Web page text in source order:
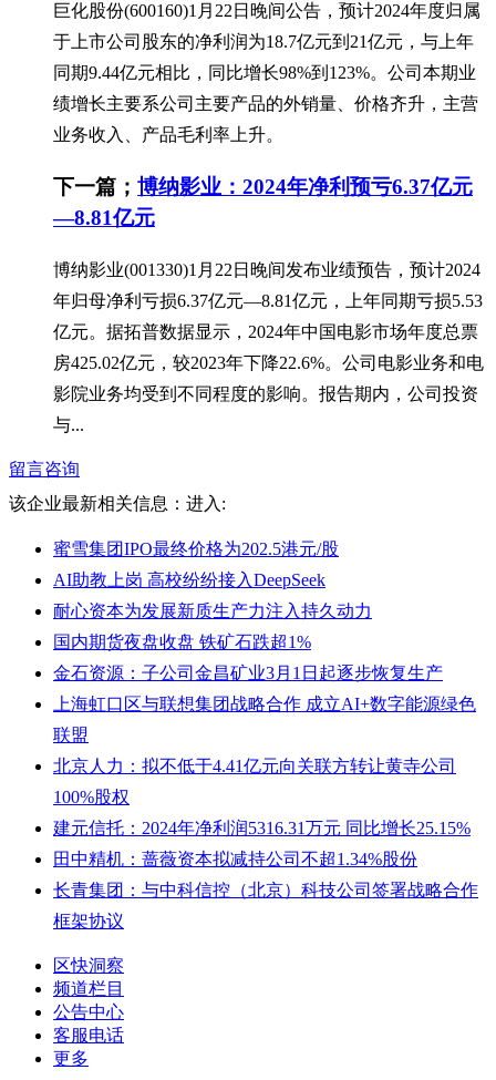
巨化股份(600160)1月22日晚间公告，预计2024年度归属
于上市公司股东的净利润为18.7亿元到21亿元，与上年
同期9.44亿元相比，同比增长98%到123%。公司本期业
绩增长主要系公司主要产品的外销量、价格齐升，主营
业务收入、产品毛利率上升。
下一篇； 博纳影业：2024年净利预亏6.37亿元
—8.81亿元
博纳影业(001330)1月22日晚间发布业绩预告，预计2024
年归母净利亏损6.37亿元—8.81亿元，上年同期亏损5.53
亿元。据拓普数据显示，2024年中国电影市场年度总票
房425.02亿元，较2023年下降22.6%。公司电影业务和电
影院业务均受到不同程度的影响。报告期内，公司投资
与...
留言咨询
该企业最新相关信息： 进入:
蜜雪集团IPO最终价格为202.5港元/股
AI助教上岗 高校纷纷接入DeepSeek
耐心资本为发展新质生产力注入持久动力
国内期货夜盘收盘 铁矿石跌超1%
金石资源：子公司金昌矿业3月1日起逐步恢复生产
上海虹口区与联想集团战略合作 成立AI+数字能源绿色
联盟
北京人力：拟不低于4.41亿元向关联方转让黄寺公司
100%股权
建元信托：2024年净利润5316.31万元 同比增长25.15%
田中精机：蔷薇资本拟减持公司不超1.34%股份
长青集团：与中科信控（北京）科技公司签署战略合作
框架协议
区快洞察
频道栏目
公告中心
客服电话
更多